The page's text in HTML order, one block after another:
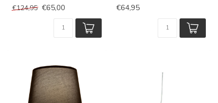
€124,95 €65,00 €64,95